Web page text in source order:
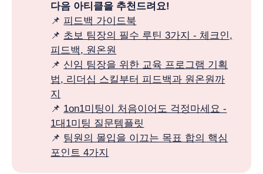
다음 아티클을 추천드려요!
📌 피드백 가이드북
📌 초보 팀장의 필수 루틴 3가지 - 체크인,
피드백, 원온원
📌 신임 팀장을 위한 교육 프로그램 기획
법, 리더십 스킬부터 피드백과 원온원까
지
📌 1on1미팅이 처음이어도 걱정마세요 -
1대1미팅 질문템플릿
📌 팀원의 몰입을 이끄는 목표 합의 핵심
포인트 4가지